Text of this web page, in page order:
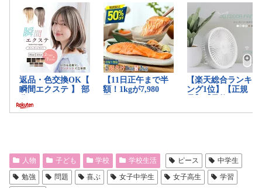
人物 子ども 学校 学校生活 ピース
中学生
勉強
問題 喜ぶ 女子中学生 女子高生
学習